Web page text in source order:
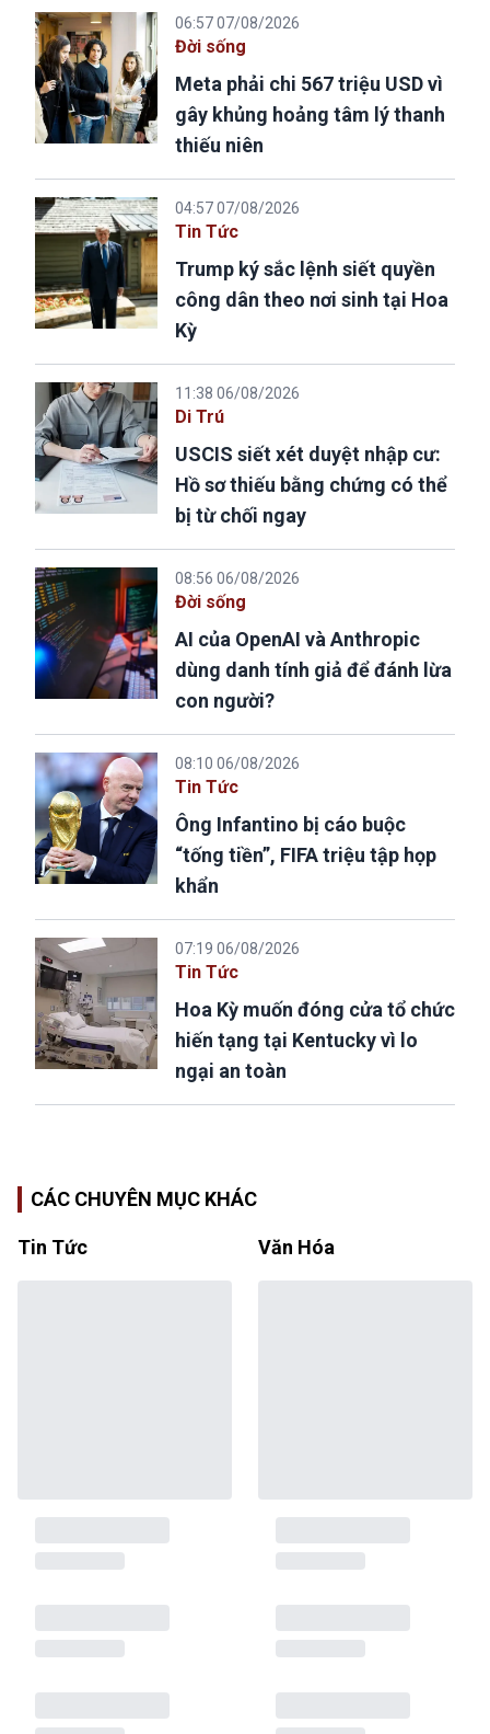
06:57 07/08/2026
Đời sống
Meta phải chi 567 triệu USD vì
gây khủng hoảng tâm lý thanh
thiếu niên
04:57 07/08/2026
Tin Tức
Trump ký sắc lệnh siết quyền
công dân theo nơi sinh tại Hoa
Kỳ
11:38 06/08/2026
Di Trú
USCIS siết xét duyệt nhập cư:
Hồ sơ thiếu bằng chứng có thể
bị từ chối ngay
08:56 06/08/2026
Đời sống
AI của OpenAI và Anthropic
dùng danh tính giả để đánh lừa
con người?
08:10 06/08/2026
Tin Tức
Ông Infantino bị cáo buộc
“tống tiền”, FIFA triệu tập họp
khẩn
07:19 06/08/2026
Tin Tức
Hoa Kỳ muốn đóng cửa tổ chức
hiến tạng tại Kentucky vì lo
ngại an toàn
CÁC CHUYÊN MỤC KHÁC
Tin Tức Văn Hóa